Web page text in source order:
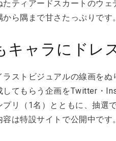
たティアードスカートのウ
ら隅まで甘さたっぷりです。
キャラにドレ
ラストビジュアルの線画を
してもらう企画をTwitter・
プリ（1名）とともに、抽選
は特設サイトで公開中です。